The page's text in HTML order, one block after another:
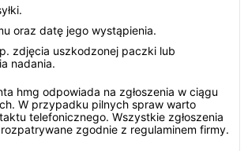
oraz datę jego wystąpienia.
zdjęcia uszkodzonej paczki lub
nadania.
hmg odpowiada na zgłoszenia w ciągu
W przypadku pilnych spraw warto
telefonicznego. Wszystkie zgłoszenia
zgodnie z regulaminem firmy.